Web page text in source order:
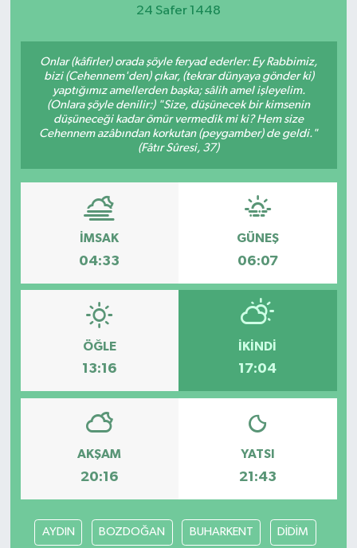
24 Safer 1448
Onlar (kâfirler) orada şöyle feryad ederler: Ey Rabbimiz,
bizi (Cehennem'den) çıkar, (tekrar dünyaya gönder ki)
yaptığımız amellerden başka; sâlih amel işleyelim.
(Onlara şöyle denilir:) "Size, düşünecek bir kimsenin
düşüneceği kadar ömür vermedik mi ki? Hem size
Cehennem azâbından korkutan (peygamber) de geldi."
(Fâtır Sûresi, 37)
İMSAK
04:33
GÜNEŞ
06:07
ÖĞLE
13:16
İKINDI
17:04
AKŞAM
20:16
YATSI
21:43
AYDIN BOZDOĞAN BUHARKENT DİDİM
Etkinlikler